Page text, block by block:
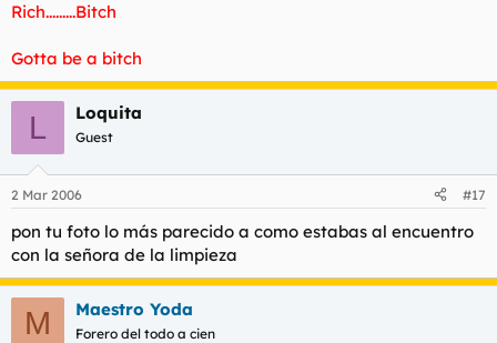
Rich.........Bitch
Gotta be a bitch
L Loquita
Guest
2 Mar 2006 #17
pon tu foto lo más parecido a como estabas al encuentro
con la señora de la limpieza
M Maestro Yoda
Forero del todo a cien